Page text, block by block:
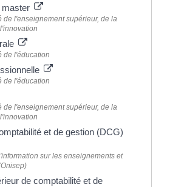
master
de l'enseignement supérieur, de la
de l'éducation
de l'éducation
de l'enseignement supérieur, de la
et de gestion (DCG)
sur les enseignements et
de comptabilité et de